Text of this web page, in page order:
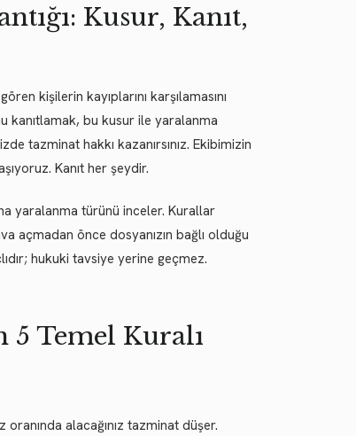
Kusur, Kanıt,
kişilerin kayıplarını karşılamasını
kanıtlamak, bu kusur ile yaralanma
tazminat hakkı kazanırsınız. Ekibimizin
Kanıt her şeydir.
yaralanma türünü inceler. Kurallar
açmadan önce dosyanızın bağlı olduğu
hukuki tavsiye yerine geçmez.
Temel Kuralı
oranında alacağınız tazminat düşer.